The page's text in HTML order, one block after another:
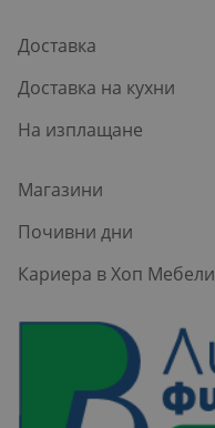
Доставка
Доставка на кухни
На изплащане
Магазини
Почивни дни
Кариера в Хоп Мебели